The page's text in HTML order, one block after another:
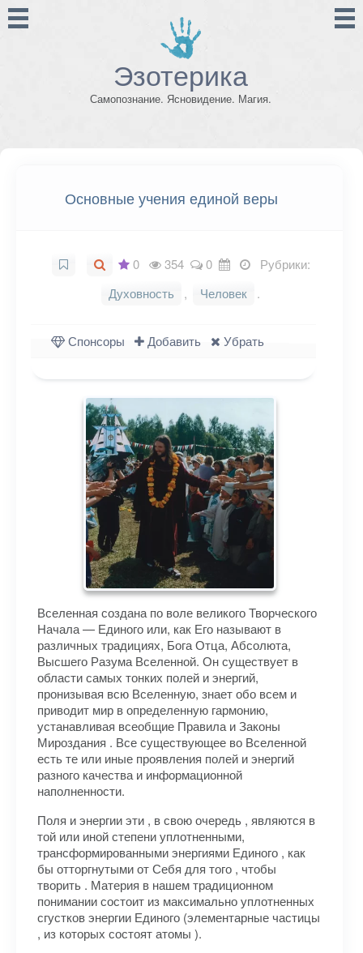
Эзотерика
Самопознание. Ясновидение. Магия.
Основные учения единой веры
0 354 0
Рубрики:
Духовность
, Человек .
Спонсоры Добавить Убрать
Вселенная создана по воле великого Творческого
Начала — Единого или, как Его называют в
различных традициях, Бога Отца, Абсолюта,
Высшего Разума Вселенной. Он существует в
области самых тонких полей и энергий,
пронизывая всю Вселенную, знает обо всем и
приводит мир в определенную гармонию,
устанавливая всеобщие Правила и Законы
Мироздания . Все существующее во Вселенной
есть те или иные проявления полей и энергий
разного качества и информационной
наполненности.
Поля и энергии эти , в свою очередь , являются в
той или иной степени уплотненными,
трансформированными энергиями Единого , как
бы отторгнутыми от Себя для того , чтобы
творить . Материя в нашем традиционном
понимании состоит из максимально уплотненных
сгустков энергии Единого (элементарные частицы
, из которых состоят атомы ).